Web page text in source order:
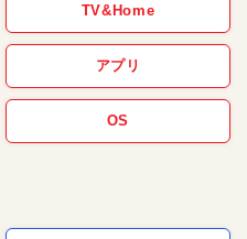
TV&Home
アプリ
OS